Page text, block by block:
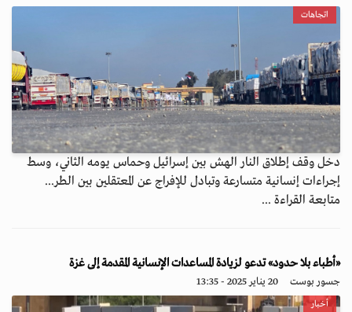
اتجاهات
دخل وقف إطلاق النار الهش بين إسرائيل وحماس يومه الثاني، وسط
إجراءات إنسانية متسارعة وتبادل للإفراج عن المعتقلين بين الطر...
متابعة القراءة ...
«أطباء بلا حدود» تدعو لزيادة المساعدات الإنسانية المقدمة إلى غزة
جسور بوست 20 يناير 2025 - 13:35
أخبار